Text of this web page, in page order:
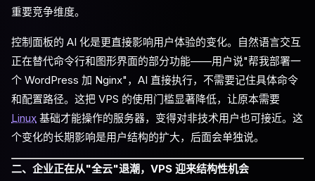
重要竞争维度。
控制面板的 AI 化是更直接影响用户体验的变化。自然语言交互
正在替代命令行和图形界面的部分功能——用户说"帮我部署一
个 WordPress 加 Nginx"，AI 直接执行，不需要记住具体命令
和配置路径。这把 VPS 的使用门槛显著降低，让原本需要
Linux 基础才能操作的服务器，变得对非技术用户也可接近。这
个变化的长期影响是用户结构的扩大，后面会单独说。
二、企业正在从"全云"退潮，VPS 迎来结构性机会